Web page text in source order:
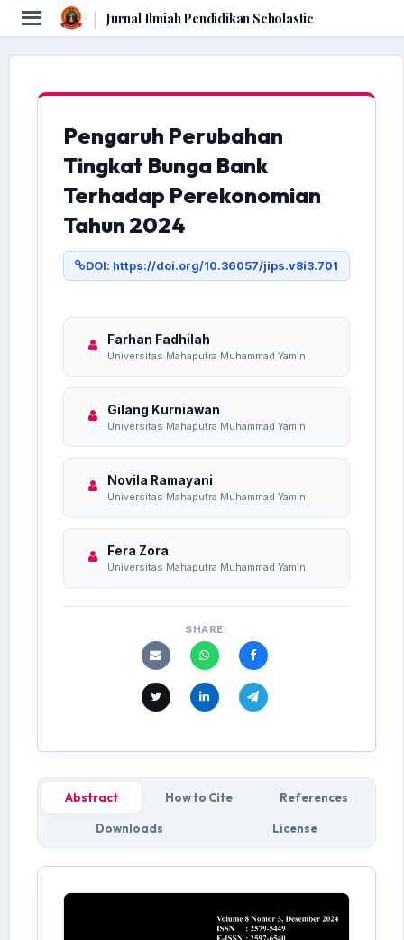
| Jurnal Ilmiah Pendidikan Scholastic
Pengaruh Perubahan
Tingkat Bunga Bank
Terhadap Perekonomian
Tahun 2024
DOI: https://doi.org/10.36057/jips.v8i3.701
Farhan Fadhilah
Universitas Mahaputra Muhammad Yamin
Gilang Kurniawan
Universitas Mahaputra Muhammad Yamin
Novila Ramayani
Universitas Mahaputra Muhammad Yamin
Fera Zora
Universitas Mahaputra Muhammad Yamin
SHARE:
Abstract How to Cite References
Downloads License